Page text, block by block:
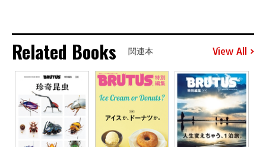
Related Books 関連本 View All